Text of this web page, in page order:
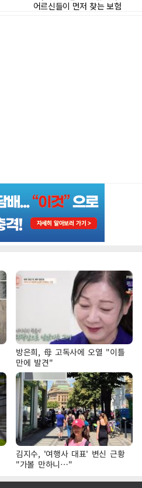
방은희, 母 고독사에 오열 "이틀
만에 발견"
김지수, '여행사 대표' 변신 근황
"가볼 만하니…"